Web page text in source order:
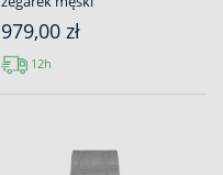
979,00 zł
12h